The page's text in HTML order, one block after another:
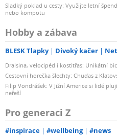
Sladký poklad u cesty: Využijte letní
nebo kompotu
Hobby a zábava
BLESK Tlapky Divoký kačer
Draisina, velocipéd i kostitřas: Unikátní
Cestovní horečka šlechty: Chuďas z
Filip Vondrášek: V Jižní Americe si lidé
neřeší
Pro generaci Z
#inspirace #wellbeing #news